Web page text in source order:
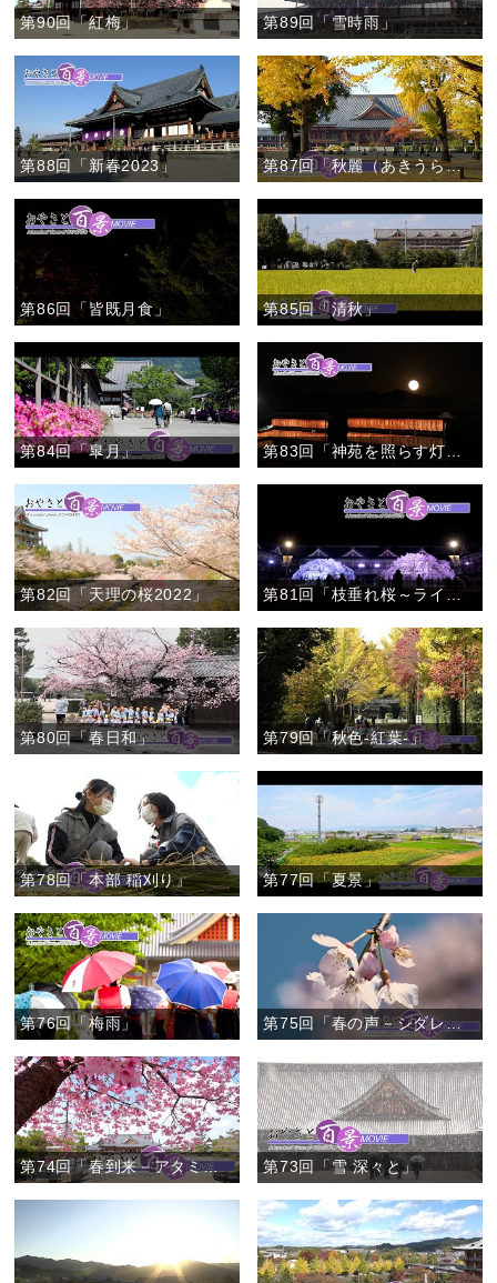
第90回「紅梅」 第89回「雪時雨」
第88回「新春2023」 第87回「秋麗（あきうらら）」
第86回「皆既月食」 第85回「清秋」
第84回「皐月」 第83回「神苑を照らす灯り」
第82回「天理の桜2022」 第81回「枝垂れ桜～ライトアップ～」
第80回「春日和」 第79回「秋色-紅葉-」
第78回「本部 稲刈り」 第77回「夏景」
第76回「梅雨」 第75回「春の声－シダレザクラ－」
第74回「春到来－アタミザクラ－」 第73回「雪 深々と」